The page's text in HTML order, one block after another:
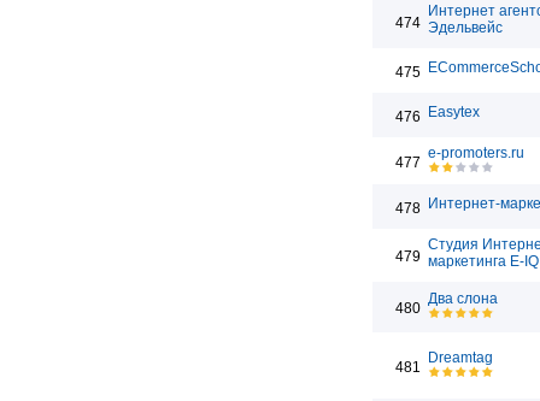
474
Интернет
Эдельвейс
475
476 Easytex
477
e-promoters.ru
478 Интернет-
479
Студия
маркетинга E-IQ
480
Два слона
481
Dreamtag